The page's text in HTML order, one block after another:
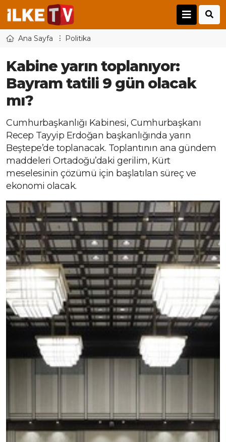
Ana Sayfa Politika
Kabine yarın toplanıyor:
Bayram tatili 9 gün olacak
mı?
Cumhurbaşkanlığı Kabinesi, Cumhurbaşkanı
Recep Tayyip Erdoğan başkanlığında yarın
Beştepe’de toplanacak. Toplantının ana gündem
maddeleri Ortadoğu’daki gerilim, Kürt
meselesinin çözümü için başlatılan süreç ve
ekonomi olacak.